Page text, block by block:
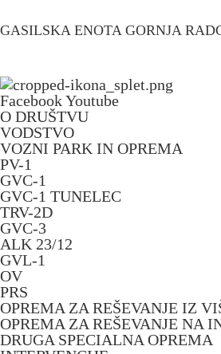
GASILSKA ENOTA GORNJA
FacebookYoutube
O DRUŠTVU
VODSTVO
VOZNI PARK IN OPREMA
PV-1
GVC-1
GVC-1 TUNELEC
TRV-2D
GVC-3
ALK 23/12
GVL-1
OV
PRS
OPREMA ZA REŠEVANJE IZ
OPREMA ZA REŠEVANJE NA
DRUGA SPECIALNA OPREMA